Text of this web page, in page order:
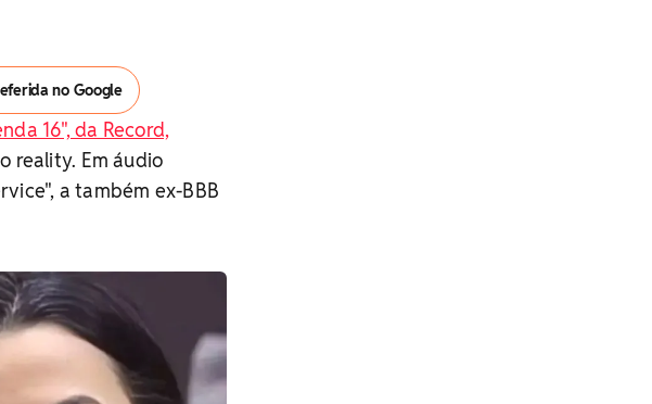
no Google
16", da Record,
reality. Em áudio
a também ex-BBB